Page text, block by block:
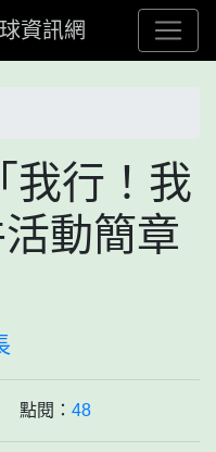
資訊網
我行！我
動簡章
點閱： 48